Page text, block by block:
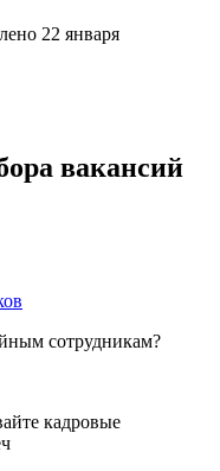
22 января
вакансий
сотрудникам?
кадровые